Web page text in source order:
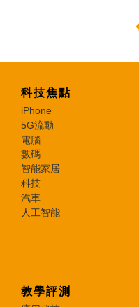
科技焦點
iPhone
5G流動
電腦
數碼
智能家居
科技
汽車
人工智能
教學評測